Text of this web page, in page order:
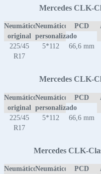
Mercedes CLK-
Neumático
original
Neumático
personalizado
PCD
225/45
R17
5*112 66,6 mm
Mercedes CLK-
Neumático
original
Neumático
personalizado
PCD
225/45
R17
5*112 66,6 mm
Mercedes CLK-
NeumáticoNeumático
PCD